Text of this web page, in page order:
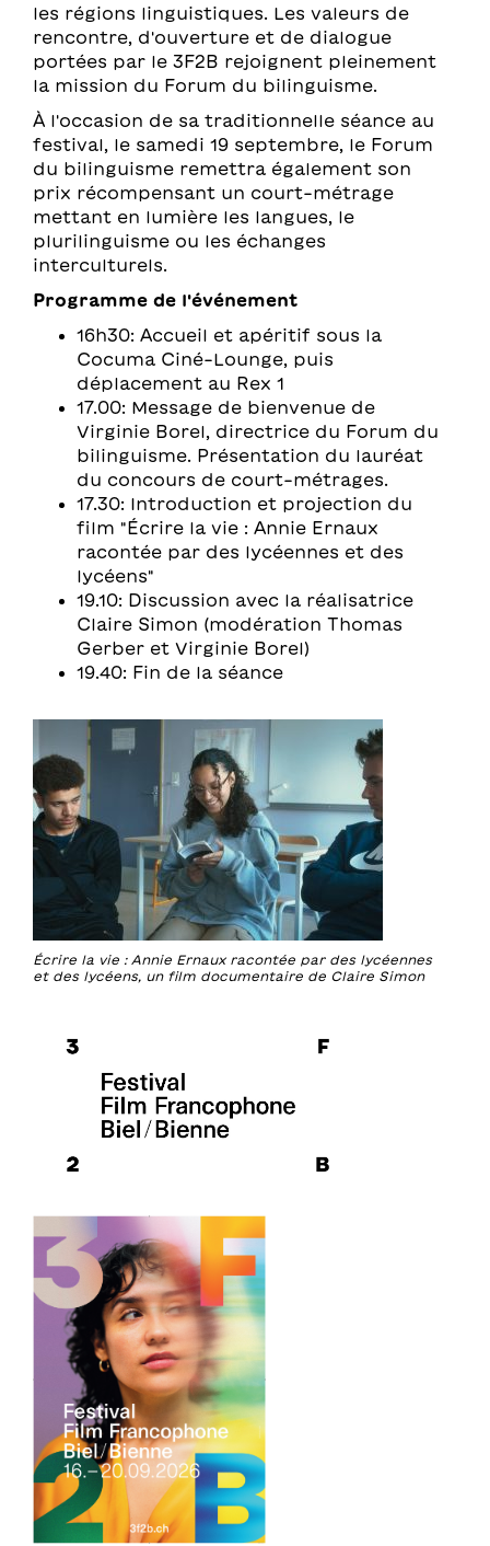
les régions linguistiques. Les valeurs de
rencontre, d'ouverture et de dialogue
portées par le 3F2B rejoignent pleinement
la mission du Forum du bilinguisme.
À l'occasion de sa traditionnelle séance au
festival, le samedi 19 septembre, le Forum
du bilinguisme remettra également son
prix récompensant un court-métrage
mettant en lumière les langues, le
plurilinguisme ou les échanges
interculturels.
Programme de l'événement
16h30: Accueil et apéritif sous la
Cocuma Ciné-Lounge, puis
déplacement au Rex 1
17.00: Message de bienvenue de
Virginie Borel, directrice du Forum du
bilinguisme. Présentation du lauréat
du concours de court-métrages.
17.30: Introduction et projection du
film "Écrire la vie : Annie Ernaux
racontée par des lycéennes et des
lycéens"
19.10: Discussion avec la réalisatrice
Claire Simon (modération Thomas
Gerber et Virginie Borel)
19.40: Fin de la séance
Écrire la vie : Annie Ernaux racontée par des lycéennes
et des lycéens, un film documentaire de Claire Simon